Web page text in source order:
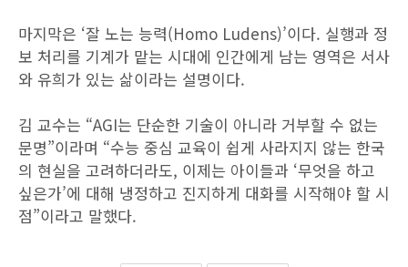
마지막은 ‘잘 노는 능력(Homo Ludens)’이다. 실행과 정
보 처리를 기계가 맡는 시대에 인간에게 남는 영역은 서사
와 유희가 있는 삶이라는 설명이다.
김 교수는 “AGI는 단순한 기술이 아니라 거부할 수 없는
문명”이라며 “수능 중심 교육이 쉽게 사라지지 않는 한국
의 현실을 고려하더라도, 이제는 아이들과 ‘무엇을 하고
싶은가’에 대해 냉정하고 진지하게 대화를 시작해야 할 시
점”이라고 말했다.